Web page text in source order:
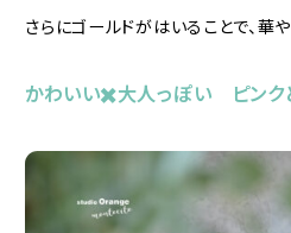
さらにゴールドがはいることで、華や
かわいい✖️大人っぽい ピンク